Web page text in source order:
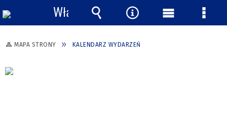
MAPA STRONY KALENDARZ WYDARZEŃ
Włącz
powiadomienia
Wyszukiwarka
Narzędzia
Menu Menu